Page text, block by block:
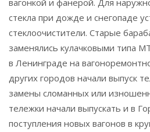
вагонкой и фанерой. Для
стекла при дожде и снегопаде
стеклоочистители. Старые
заменялись кулачковыми типа
в Ленинграде на
других городов начали выпуск
замены сломанных или
тележки начали выпускать и в
поступления новых вагонов в